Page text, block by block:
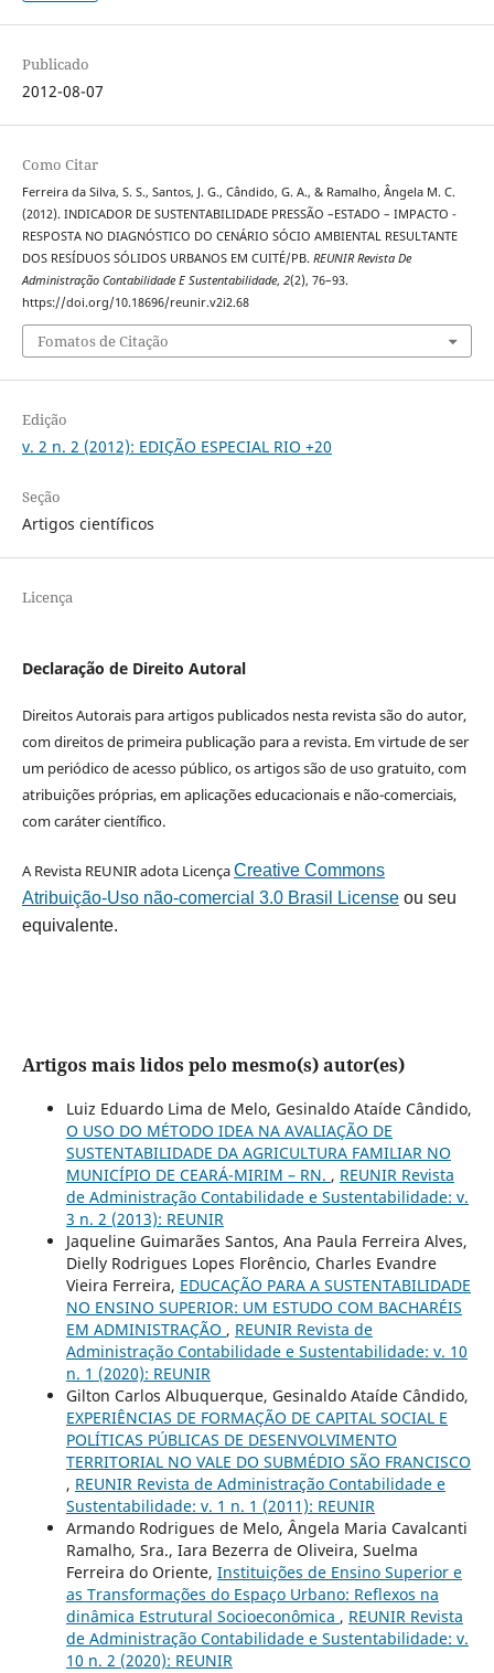
Publicado
2012-08-07
Como Citar
Ferreira da Silva, S. S., Santos, J. G., Cândido, G. A., & Ramalho, Ângela M. C.
(2012). INDICADOR DE SUSTENTABILIDADE PRESSÃO –ESTADO – IMPACTO -
RESPOSTA NO DIAGNÓSTICO DO CENÁRIO SÓCIO AMBIENTAL RESULTANTE
DOS RESÍDUOS SÓLIDOS URBANOS EM CUITÉ/PB. REUNIR Revista De
Administração Contabilidade E Sustentabilidade, 2(2), 76–93.
https://doi.org/10.18696/reunir.v2i2.68
Fomatos de Citação
Edição
v. 2 n. 2 (2012): EDIÇÃO ESPECIAL RIO +20
Seção
Artigos científicos
Licença
Declaração de Direito Autoral
Direitos Autorais para artigos publicados nesta revista são do autor,
com direitos de primeira publicação para a revista. Em virtude de ser
um periódico de acesso público, os artigos são de uso gratuito, com
atribuições próprias, em aplicações educacionais e não-comerciais,
com caráter científico.
A Revista REUNIR adota LicençaCreative Commons
Atribuição-Uso não-comercial 3.0 Brasil Licenseou seu
equivalente.
Artigos mais lidos pelo mesmo(s) autor(es)
Luiz Eduardo Lima de Melo, Gesinaldo Ataíde Cândido,
O USO DO MÉTODO IDEA NA AVALIAÇÃO DE
SUSTENTABILIDADE DA AGRICULTURA FAMILIAR NO
MUNICÍPIO DE CEARÁ-MIRIM – RN. , REUNIR Revista
de Administração Contabilidade e Sustentabilidade: v.
3 n. 2 (2013): REUNIR
Jaqueline Guimarães Santos, Ana Paula Ferreira Alves,
Dielly Rodrigues Lopes Florêncio, Charles Evandre
Vieira Ferreira, EDUCAÇÃO PARA A SUSTENTABILIDADE
NO ENSINO SUPERIOR: UM ESTUDO COM BACHARÉIS
EM ADMINISTRAÇÃO , REUNIR Revista de
Administração Contabilidade e Sustentabilidade: v. 10
n. 1 (2020): REUNIR
Gilton Carlos Albuquerque, Gesinaldo Ataíde Cândido,
EXPERIÊNCIAS DE FORMAÇÃO DE CAPITAL SOCIAL E
POLÍTICAS PÚBLICAS DE DESENVOLVIMENTO
TERRITORIAL NO VALE DO SUBMÉDIO SÃO FRANCISCO
, REUNIR Revista de Administração Contabilidade e
Sustentabilidade: v. 1 n. 1 (2011): REUNIR
Armando Rodrigues de Melo, Ângela Maria Cavalcanti
Ramalho, Sra., Iara Bezerra de Oliveira, Suelma
Ferreira do Oriente, Instituições de Ensino Superior e
as Transformações do Espaço Urbano: Reflexos na
dinâmica Estrutural Socioeconômica , REUNIR Revista
de Administração Contabilidade e Sustentabilidade: v.
10 n. 2 (2020): REUNIR